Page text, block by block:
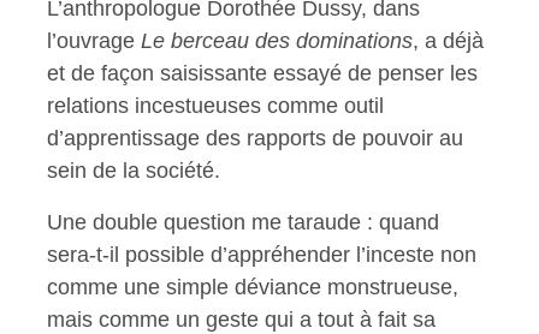
L’anthropologue Dorothée Dussy, dans
l’ouvrage Le berceau des dominations, a déjà
et de façon saisissante essayé de penser les
relations incestueuses comme outil
d’apprentissage des rapports de pouvoir au
sein de la société.
Une double question me taraude : quand
sera-t-il possible d’appréhender l’inceste non
comme une simple déviance monstrueuse,
mais comme un geste qui a tout à fait sa